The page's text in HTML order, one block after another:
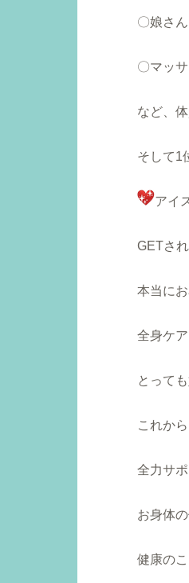
〇娘さ
〇マッ
など、
そして1
アイ
GETさ
本当に
全身ケ
とって
これか
全力サ
お身体
健康の